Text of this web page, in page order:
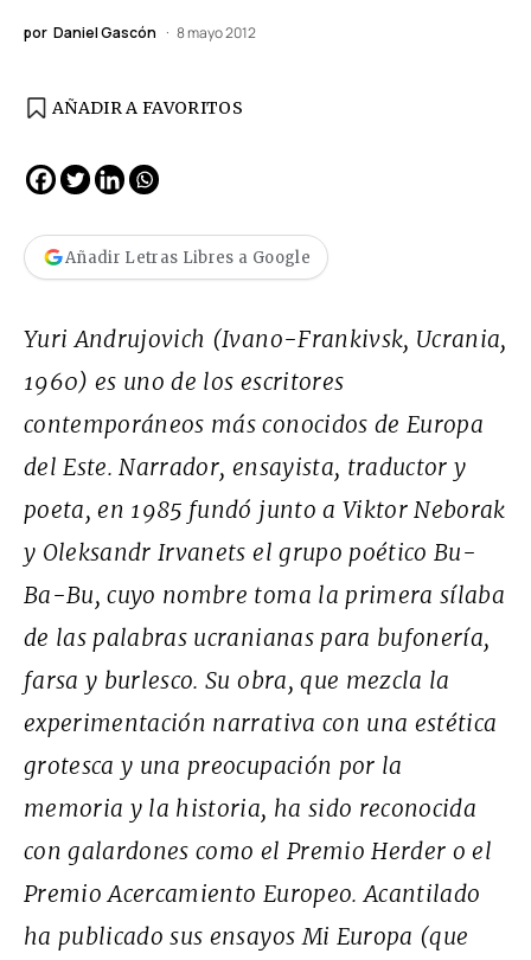
por Daniel Gascón 8 mayo 2012
AÑADIR A FAVORITOS
Añadir Letras Libres a Google
Yuri Andrujovich (Ivano-Frankivsk, Ucrania,
1960) es uno de los escritores
contemporáneos más conocidos de Europa
del Este. Narrador, ensayista, traductor y
poeta, en 1985 fundó junto a Viktor Neborak
y Oleksandr Irvanets el grupo poético Bu-
Ba-Bu, cuyo nombre toma la primera sílaba
de las palabras ucranianas para bufonería,
farsa y burlesco. Su obra, que mezcla la
experimentación narrativa con una estética
grotesca y una preocupación por la
memoria y la historia, ha sido reconocida
con galardones como el Premio Herder o el
Premio Acercamiento Europeo. Acantilado
ha publicado sus ensayos Mi Europa (que